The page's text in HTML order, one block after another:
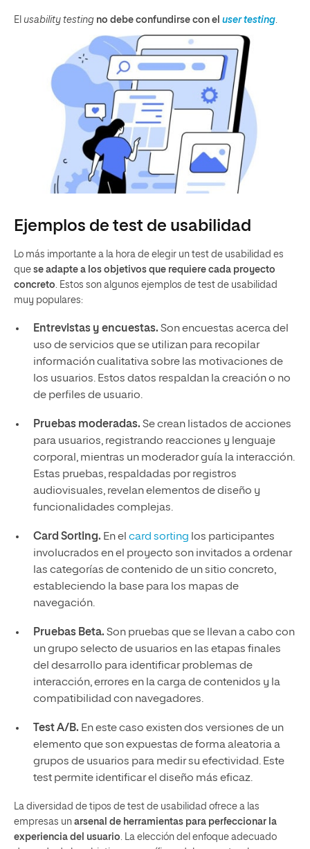
El usability testing no debe confundirse con el user testing
Ejemplos de test de usabilidad
Lo más importante a la hora de elegir un test de usabilidad es
que se adapte a los objetivos que requiere cada proyecto
concreto. Estos son algunos ejemplos de test de usabilidad
muy populares:
Entrevistas y encuestas. Son encuestas acerca del
uso de servicios que se utilizan para recopilar
información cualitativa sobre las motivaciones de
los usuarios. Estos datos respaldan la creación o no
de perfiles de usuario.
Pruebas moderadas. Se crean listados de acciones
para usuarios, registrando reacciones y lenguaje
corporal, mientras un moderador guía la interacción.
Estas pruebas, respaldadas por registros
audiovisuales, revelan elementos de diseño y
funcionalidades complejas.
Card Sorting. En el card sorting los participantes
involucrados en el proyecto son invitados a ordenar
las categorías de contenido de un sitio concreto,
estableciendo la base para los mapas de
navegación.
Pruebas Beta. Son pruebas que se llevan a cabo con
un grupo selecto de usuarios en las etapas finales
del desarrollo para identificar problemas de
interacción, errores en la carga de contenidos y la
compatibilidad con navegadores.
Test A/B. En este caso existen dos versiones de un
elemento que son expuestas de forma aleatoria a
grupos de usuarios para medir su efectividad. Este
test permite identificar el diseño más eficaz.
La diversidad de tipos de test de usabilidad ofrece a las
empresas un arsenal de herramientas para perfeccionar la
experiencia del usuario. La elección del enfoque adecuado